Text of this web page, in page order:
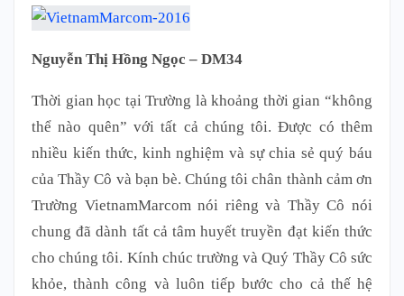
Nguyễn Thị Hồng Ngọc – DM34
Thời gian học tại Trường là khoảng thời gian “không
thể nào quên” với tất cả chúng tôi. Được có thêm
nhiều kiến thức, kinh nghiệm và sự chia sẻ quý báu
của Thầy Cô và bạn bè. Chúng tôi chân thành cảm ơn
Trường VietnamMarcom nói riêng và Thầy Cô nói
chung đã dành tất cả tâm huyết truyền đạt kiến thức
cho chúng tôi. Kính chúc trường và Quý Thầy Cô sức
khỏe, thành công và luôn tiếp bước cho cả thế hệ